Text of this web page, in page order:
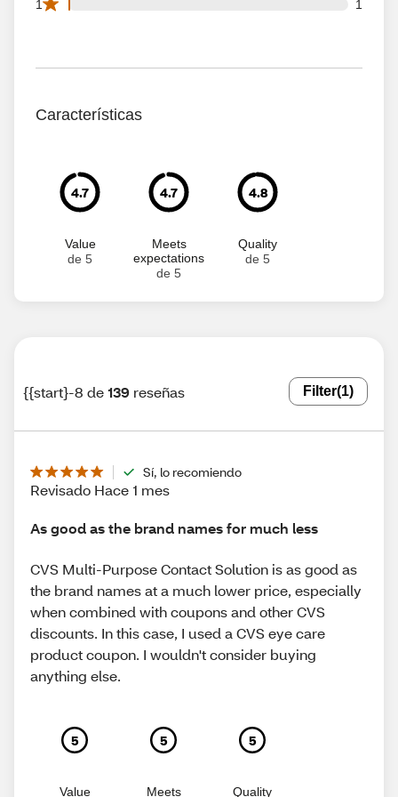
1 1
Características
4.7
Value
de 5
4.7
Meets
expectations
de 5
4.8
Quality
de 5
{{start}-8 de139 reseñas Filter(1)
Sí, lo recomiendo
Revisado Hace 1 mes
As good as the brand names for much less
CVS Multi-Purpose Contact Solution is as good as
the brand names at a much lower price, especially
when combined with coupons and other CVS
discounts. In this case, I used a CVS eye care
product coupon. I wouldn't consider buying
anything else.
5
Value
5
Meets
5
Quality